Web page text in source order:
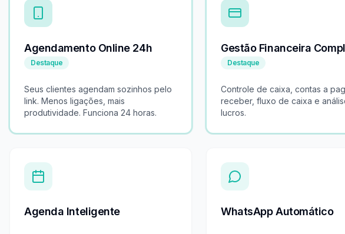
Agendamento Online 24h
Destaque
Seus clientes agendam sozinhos pelo
link. Menos ligações, mais
produtividade. Funciona 24 horas.
Gestão Financeira
Destaque
Controle de caixa, contas a
receber, fluxo de caixa e
lucros.
Agenda Inteligente WhatsApp Automático